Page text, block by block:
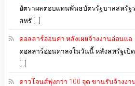
อัตราผลตอบแทนพันธบัตรรัฐบาลสหรัฐ
สหรั […]
ดอลลาร์อ่อนค่า หลังเผยจ้างงานอ่อนแอ
ดอลลาร์อ่อนค่าลงในวันนี้ หลังสหรัฐเปิด
ดาวโจนส์พุ่งกว่า 100 จุด ขานรับจ้างง